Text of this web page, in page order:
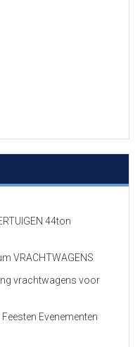
44ton
VRACHTWAGENS
vrachtwagens voor
Evenementen